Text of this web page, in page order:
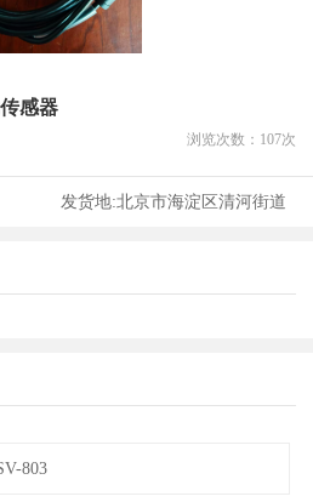
感器
浏览次数： 107次
发货地:北京市海淀区清河街道
803